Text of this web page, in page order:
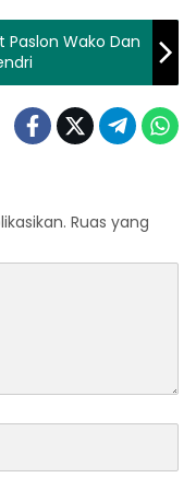
Paslon Wako Dan
Ruas yang